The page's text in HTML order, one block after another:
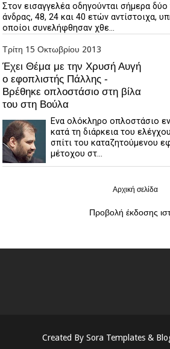
Στον εισαγγελέα οδηγούνται σήμερα δύο
άνδρας, 48, 24 και 40 ετών αντίστοιχα,
οποίοι συνελήφθησαν χθε...
Τρίτη 15 Οκτωβρίου 2013
Έχει Θέμα με την Χρυσή Αυγή
ο εφοπλιστής Πάλλης -
Βρέθηκε οπλοστάσιο στη βίλα
του στη Βούλα
Eνα ολόκληρο οπλοστάσιο
κατά τη διάρκεια του
σπίτι του καταζητούμενου
μέτοχου στ...
Αρχική σελίδα
Προβολή έκδοσης
Created By Sora Templates &